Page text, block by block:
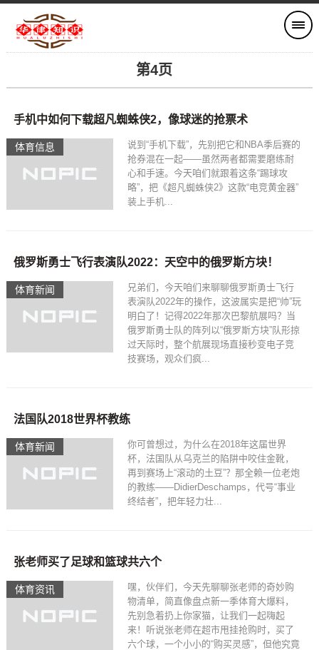
第4页
体育信息
手机中如何下载超凡蜘蛛侠2，像球迷的抢票术
说到“手机下载”，先别把它和NBA季后赛的
抢券混在一起——虽然两者都需要磨练耐
心和手速。今天咱们就跟着这条“踢球攻
略”，把《超凡蜘蛛侠2》这款“电竞黄金器”
装上手机...
体育新闻
俄罗斯勇士飞行表演队2022：天空中的俄罗斯方块！
兄弟们，今天咱们来聊聊俄罗斯勇士飞行
表演队2022年的操作，这波属实是把“帅”玩
明白了！记得2022年那次巴黎航展吗？当
俄罗斯勇士队的阵列以“俄罗斯方块”队形掠
过天际时，整个航展现场直接秒变电子竞
技赛场，观众们疯...
体育新闻
法国队2018世界杯教练
你可曾想过，为什么在2018年这届世界
杯，法国队从乌克兰的陷阱中咬住金靴，
再到赛场上“滚动的土豆”？那全赖一位老炮
的教练——DidierDeschamps，代号“事业
终结者”，把年轻力壮...
体育资讯
张老师买了足球和篮球共六个
嘿，伙伴们，今天先聊聊张老师的奇妙购
物清单，简直像盘点新一季体育大爆料，
先别急着扔上你家猫，让我们一起嗨起
来！听说张老师在超市甩挂抢购时，买了
六个球，一个小小的“购买灵感”，但他究竟